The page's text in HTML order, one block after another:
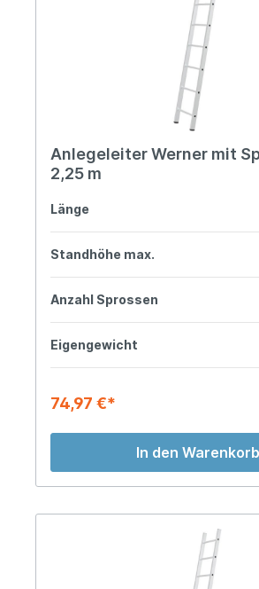
Anlegeleiter Werner mit
2,25 m
Länge
Standhöhe max.
Anzahl Sprossen
Eigengewicht
74,97 €*
In den Warenkorb